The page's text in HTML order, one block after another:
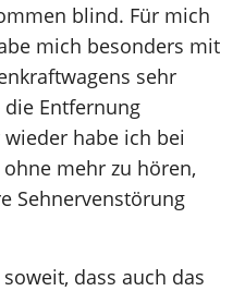
blind. Für mich
mich besonders mit
sehr
Entfernung
habe ich bei
mehr zu hören,
Sehnervenstörung
dass auch das